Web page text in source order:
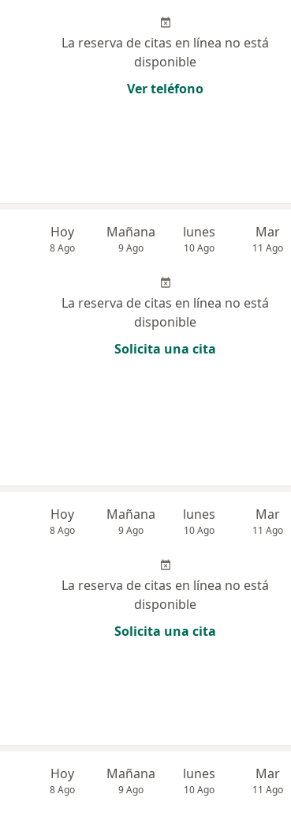
La reserva de citas en línea no está
disponible
Ver teléfono
Hoy
8 Ago
Mañana
9 Ago
lunes
10 Ago
Mar
11 Ago
La reserva de citas en línea no está
disponible
Solicita una cita
Hoy
8 Ago
Mañana
9 Ago
lunes
10 Ago
Mar
11 Ago
La reserva de citas en línea no está
disponible
Solicita una cita
Hoy
8 Ago
Mañana
9 Ago
lunes
10 Ago
Mar
11 Ago